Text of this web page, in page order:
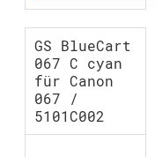
GS BlueCart
067 C cyan
für Canon
067 /
5101C002